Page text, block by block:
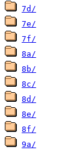
7d/
7e/
7f/
8a/
8b/
8c/
8d/
8e/
8f/
9a/